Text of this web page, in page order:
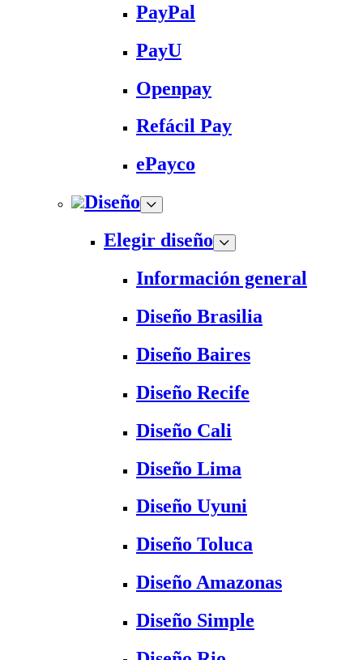
PayPal
PayU
Openpay
Refácil Pay
ePayco
Diseño
Elegir diseño
Información general
Diseño Brasilia
Diseño Baires
Diseño Recife
Diseño Cali
Diseño Lima
Diseño Uyuni
Diseño Toluca
Diseño Amazonas
Diseño Simple